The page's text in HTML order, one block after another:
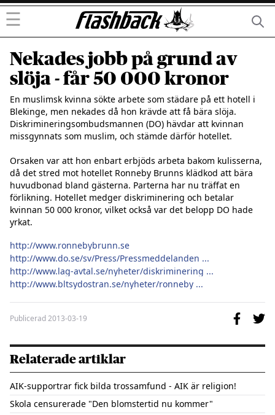
☰
Nekades jobb på grund av
slöja - får 50 000 kronor
En muslimsk kvinna sökte arbete som städare på ett hotell i
Blekinge, men nekades då hon krävde att få bära slöja.
Diskrimineringsombudsmannen (DO) hävdar att kvinnan
missgynnats som muslim, och stämde därför hotellet.
Orsaken var att hon enbart erbjöds arbeta bakom kulisserna,
då det stred mot hotellet Ronneby Brunns klädkod att bära
huvudbonad bland gästerna. Parterna har nu träffat en
förlikning. Hotellet medger diskriminering och betalar
kvinnan 50 000 kronor, vilket också var det belopp DO hade
yrkat.
http://www.ronnebybrunn.se
http://www.do.se/sv/Press/Pressmeddelanden ...
http://www.lag-avtal.se/nyheter/diskriminering ...
http://www.bltsydostran.se/nyheter/ronneby ...
Publicerad2013-03-19
Relaterade artiklar
AIK-supportrar fick bilda trossamfund - AIK är religion!
Skola censurerade "Den blomstertid nu kommer"